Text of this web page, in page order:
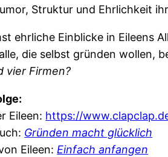
Struktur und Ehrlichkeit
ehrliche Einblicke in Eileens
die selbst gründen wollen,
vier Firmen?
Eileen: https://
Gründen macht glücklich
Eileen: Einfach anfangen